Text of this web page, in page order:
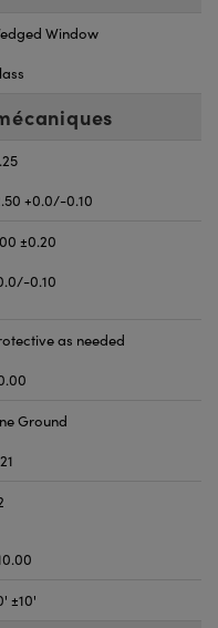
Window
+0.0/-0.10
±0.20
0.10
as needed
Ground
±10'